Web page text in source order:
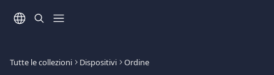
Tutte le collezioni Dispositivi Ordine